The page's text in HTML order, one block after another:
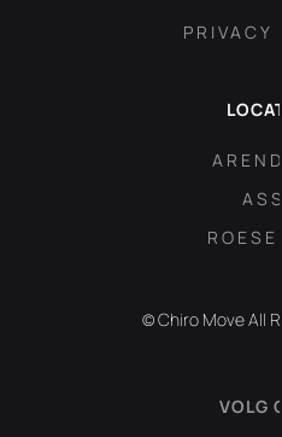
PRIVACY
© Chiro Move All
VOLG